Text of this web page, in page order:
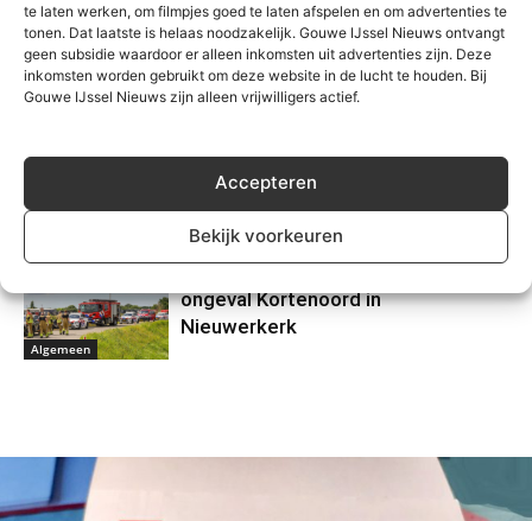
te laten werken, om filmpjes goed te laten afspelen en om advertenties te
tonen. Dat laatste is helaas noodzakelijk. Gouwe IJssel Nieuws ontvangt
geen subsidie waardoor er alleen inkomsten uit advertenties zijn. Deze
inkomsten worden gebruikt om deze website in de lucht te houden. Bij
Gouwe IJssel Nieuws zijn alleen vrijwilligers actief.
Accepteren
Bekijk voorkeuren
Algemeen
Waarschuwing voor
nepzorgmedewerkers in
Moerkapelle
Zevenhuizerplas, vermist persoon
Algemeen
Motorrijder gewond na eenzijdig
ongeval Kortenoord in
Nieuwerkerk